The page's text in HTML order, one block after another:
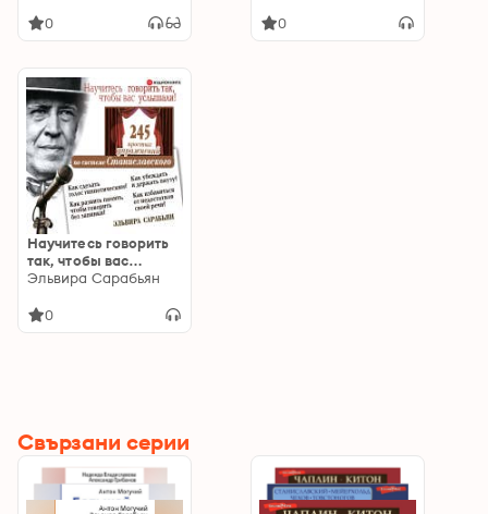
собрание тренингов
Станиславский,
Мейерхольд, Чехов,
Товстоногов
0
Максимальная
0
Научитесь говорить
так, чтобы вас
услышали! 245
по системе
Эльвира Сарабьян
0
Свързани серии